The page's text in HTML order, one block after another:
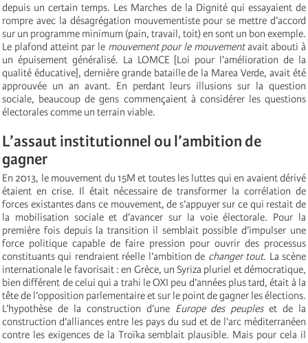
depuis un certain temps. Les Marches de la Dignité qui essayaient de
rompre avec la désagrégation mouvementiste pour se mettre d’accord
sur un programme minimum (pain, travail, toit) en sont un bon exemple.
Le plafond atteint par le mouvement pour le mouvementavait abouti à
un épuisement généralisé. La LOMCE [Loi pour l’amélioration de la
qualité éducative], dernière grande bataille de la Marea Verde, avait été
approuvée un an avant. En perdant leurs illusions sur la question
sociale, beaucoup de gens commençaient à considérer les questions
électorales comme un terrain viable.
L’assaut institutionnel ou l’ambition de
gagner
En 2013, le mouvement du 15M et toutes les luttes qui en avaient dérivé
étaient en crise. Il était nécessaire de transformer la corrélation de
forces existantes dans ce mouvement, de s’appuyer sur ce qui restait de
la mobilisation sociale et d’avancer sur la voie électorale. Pour la
première fois depuis la transition il semblait possible d’impulser une
force politique capable de faire pression pour ouvrir des processus
constituants qui rendraient réelle l’ambition de changer tout. La scène
internationale le favorisait : en Grèce, un Syriza pluriel et démocratique,
bien différent de celui qui a trahi le OXI peu d’années plus tard, était à la
tête de l’opposition parlementaire et sur le point de gagner les élections.
L’hypothèse de la construction d’une Europe des peupleset de la
construction d’alliances entre les pays du sud et de l’arc méditerranéen
contre les exigences de la Troïka semblait plausible. Mais pour cela il